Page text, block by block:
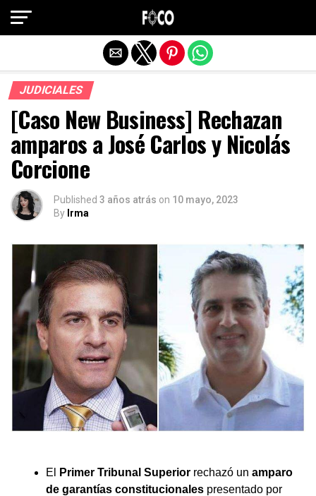
JUDICIALES
[Caso New Business] Rechazan
amparos a José Carlos y Nicolás
Corcione
Published 3 años atrás on 10 mayo, 2023
By Irma
El Primer Tribunal Superior rechazó un amparo
de garantías constitucionales presentado por
Salir de la versión móvil